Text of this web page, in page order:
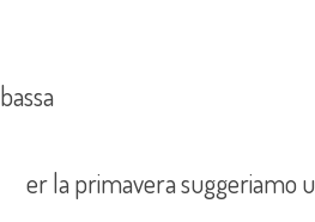
bassa
er la primavera suggeriamo